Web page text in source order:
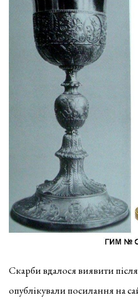
Скарби вдалося виявити
опублікували посилання на